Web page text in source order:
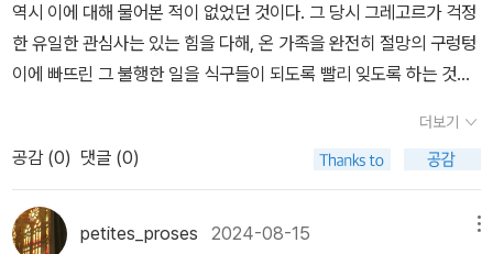
역시 이에 대해 물어본 적이 없었던 것이다. 그 당시 그레고르가 걱정
한 유일한 관심사는 있는 힘을 다해, 온 가족을 완전히 절망의 구렁텅
이에 빠뜨린 그 불행한 일을 식구들이 되도록 빨리 잊도록 하는 것이
하룻밤 사이에 말단 직원에서 일약 출장 영업 사원으로 승진하게 되
었다.
더보기
공감 (0) 댓글 (0)
petites_proses 2024-08-15